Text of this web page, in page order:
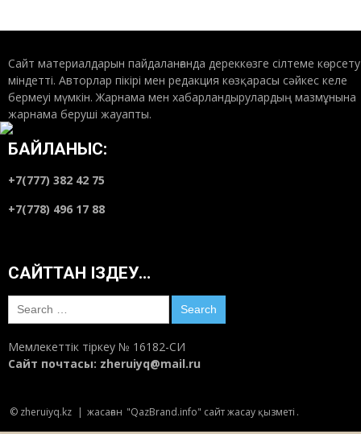
Сайт материалдарын пайдаланғанда дереккөзге сілтеме көрсету
міндетті. Авторлар пікірі мен редакция көзқарасы сәйкес келе
бермеуі мүмкін. Жарнама мен хабарландырулардың мазмұнына
жарнама беруші жауапты.
БАЙЛАНЫС:
+7(777) 382 42 75
+7(778) 496 17 88
САЙТТАН ІЗДЕУ…
Search
for:
Мемлекеттік тіркеу № 16182-СИ
Сайт почтасы: zheruiyq@mail.ru
© zheruiyq.kz | жасаған "QazBrand.info" сайт жасау қызметі .